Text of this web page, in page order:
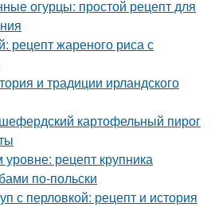
огурцы: простой рецепт для
рецепт жареного риса с
и традиции ирландского
картофельный пирог
рецепт крупника
по-польски
с перловкой: рецепт и история